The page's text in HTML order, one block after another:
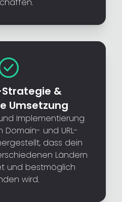
&
Umsetzung
Implementierung
und URL-
dass dein
Ländern
und bestmöglich
wird.